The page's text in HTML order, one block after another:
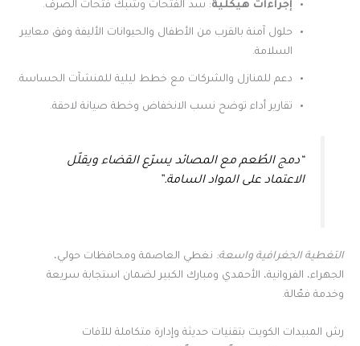
إجراءات هيكلية: سد الفتحات وشبك فتحات الصرف.
حلول آمنة بالقرب من الأطفال والحيوانات الأليفة وفق معايير
السلامة.
دعم للمنازل والشركات مع خطط ليلية للمنشآت الحساسة.
تقارير أداء توضح نسب الانخفاض وخطة صيانة لاحقة.
“دمج الطُعم مع المصائد يسرّع القضاء ويقلّل
الاعتماد على المواد السامة.”
التغطية الجغرافية واسعة: نغطي العاصمة ومحافظات حولي،
الجهراء، الفروانية، الأحمدي ومبارك الكبير لضمان استجابة سريعة
وخدمة فعّالة.
رش المبيدات الكويت بتقنيات حديثة وإدارة متكاملة للآفات